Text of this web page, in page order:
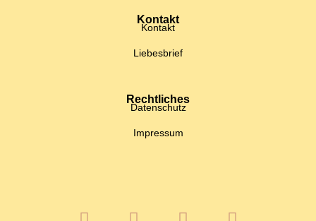
Kontakt
Kontakt
Liebesbrief
Rechtliches
Datenschutz
Impressum